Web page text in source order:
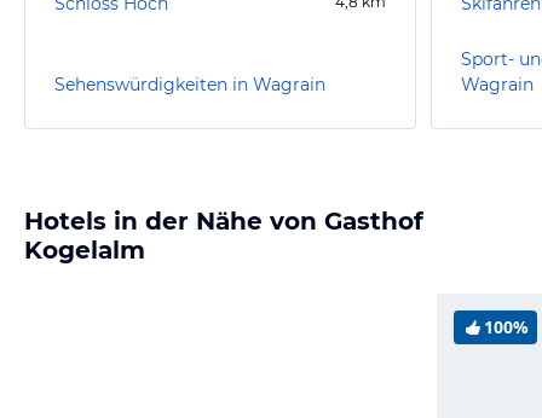
Sehenswürdigkeiten in Wagrain
Sport-
Wagrain
Hotels in der Nähe von Gasthof
Kogelalm
100%